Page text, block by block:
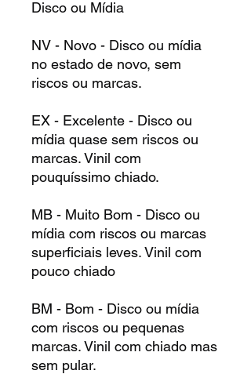
Disco ou Mídia
NV - Novo - Disco ou mídia
no estado de novo, sem
riscos ou marcas.
EX - Excelente - Disco ou
mídia quase sem riscos ou
marcas. Vinil com
pouquíssimo chiado.
MB - Muito Bom - Disco ou
mídia com riscos ou marcas
superficiais leves. Vinil com
pouco chiado
BM - Bom - Disco ou mídia
com riscos ou pequenas
marcas. Vinil com chiado mas
sem pular.